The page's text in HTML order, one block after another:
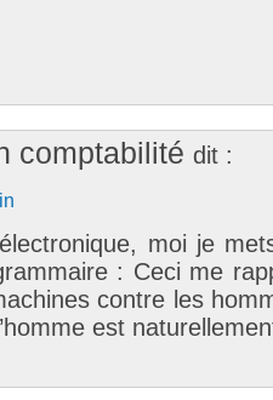
comptabilité dit :
moi je
: Ceci me
contre les
est